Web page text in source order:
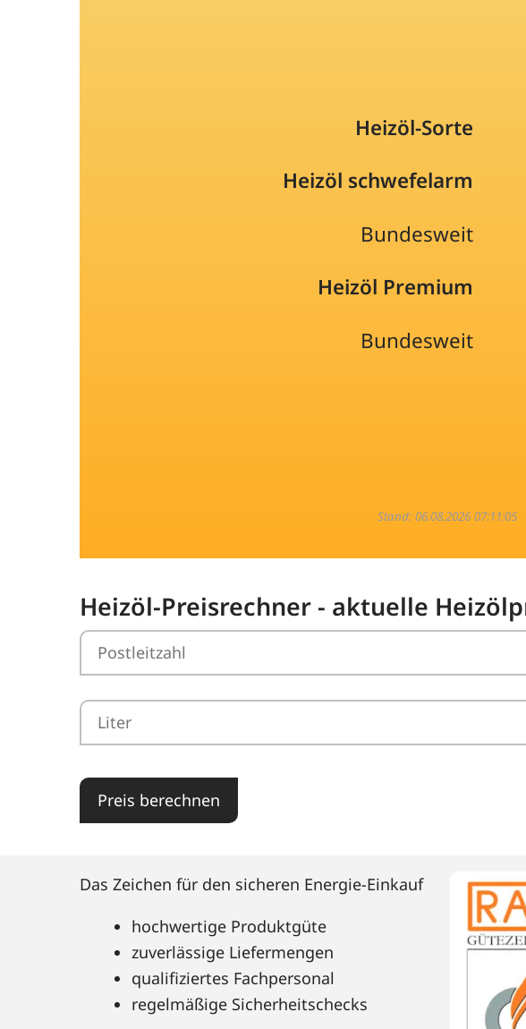
Heizöl-Sorte
Heizöl schwefelarm
Bundesweit
Heizöl Premium
Bundesweit
Stand: 06.08.2026
Heizöl-Preisrechner - aktuelle
Preis berechnen
Das Zeichen für den sicheren Energie-Einkauf
hochwertige Produktgüte
zuverlässige Liefermengen
qualifiziertes Fachpersonal
regelmäßige Sicherheitschecks